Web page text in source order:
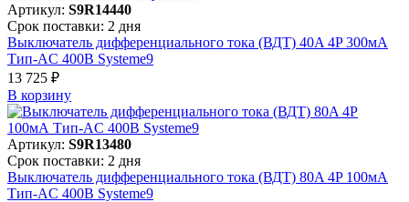
Артикул: S9R14440
Срок поставки: 2 дня
Выключатель дифференциального тока (ВДТ) 40A 4P 300мА
Тип-AC 400В Systeme9
13 725 ₽
В корзинy
Артикул: S9R13480
Срок поставки: 2 дня
Выключатель дифференциального тока (ВДТ) 80A 4P 100мА
Тип-AC 400В Systeme9